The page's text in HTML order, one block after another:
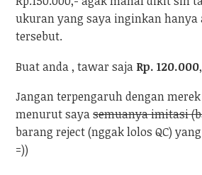
ukuran yang saya inginkan hanya
tersebut.
Buat anda , tawar saja Rp. 120.000
Jangan terpengaruh dengan
menurut sayasemuanya imitasi
barang reject (nggak lolos QC)
=))